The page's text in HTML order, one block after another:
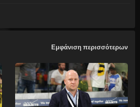
Εμφάνιση περισσότερων